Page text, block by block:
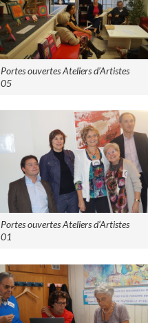
Portes ouvertes Ateliers d’Artistes
05
Portes ouvertes Ateliers d’Artistes
01